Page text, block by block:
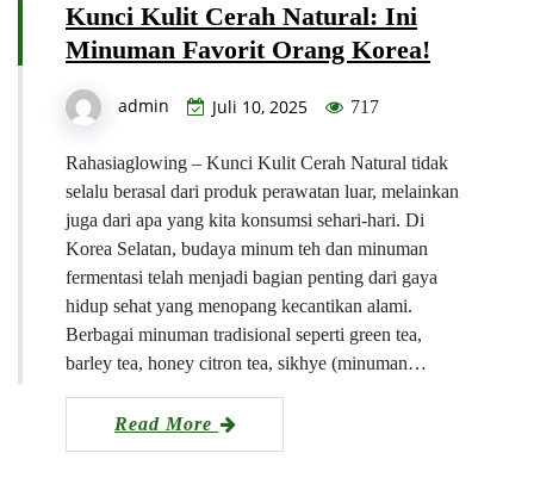
Kunci Kulit Cerah Natural: Ini
Minuman Favorit Orang Korea!
admin Juli 10, 2025 717
Rahasiaglowing – Kunci Kulit Cerah Natural tidak
selalu berasal dari produk perawatan luar, melainkan
juga dari apa yang kita konsumsi sehari-hari. Di
Korea Selatan, budaya minum teh dan minuman
fermentasi telah menjadi bagian penting dari gaya
hidup sehat yang menopang kecantikan alami.
Berbagai minuman tradisional seperti green tea,
barley tea, honey citron tea, sikhye (minuman…
Read More